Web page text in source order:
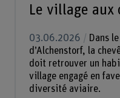
Le village aux
03.06.2026
Dans
d’Alchenstorf, la
doit retrouver un
village engagé en
diversité aviaire.